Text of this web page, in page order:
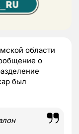
области
о
был